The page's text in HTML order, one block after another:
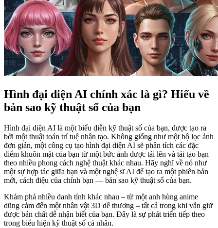
Hình đại diện AI chính xác là gì? Hiểu về
bản sao kỹ thuật số của bạn
Hình đại diện AI là một biểu diễn kỹ thuật số của bạn, được tạo ra
bởi một thuật toán trí tuệ nhân tạo. Không giống như một bộ lọc ảnh
đơn giản, một công cụ tạo hình đại diện AI sẽ phân tích các đặc
điểm khuôn mặt của bạn từ một bức ảnh được tải lên và tái tạo bạn
theo nhiều phong cách nghệ thuật khác nhau. Hãy nghĩ về nó như
một sự hợp tác giữa bạn và một nghệ sĩ AI để tạo ra một phiên bản
mới, cách điệu của chính bạn — bản sao kỹ thuật số của bạn.
Khám phá nhiều danh tính khác nhau – từ một anh hùng anime
dũng cảm đến một nhân vật 3D dễ thương – tất cả trong khi vẫn giữ
được bản chất dễ nhận biết của bạn. Đây là sự phát triển tiếp theo
trong biểu hiện kỹ thuật số cá nhân.